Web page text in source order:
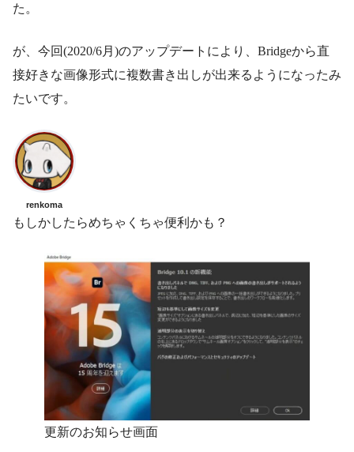
た。
が、今回(2020/6月)のアップデートにより、Bridgeから直
接好きな画像形式に複数書き出しが出来るようになったみ
たいです。
renkoma
もしかしたらめちゃくちゃ便利かも？
更新のお知らせ画面